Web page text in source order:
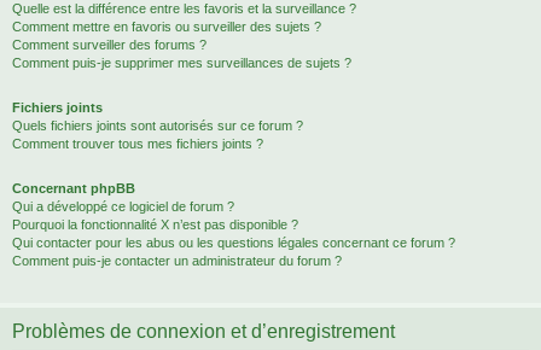
Quelle est la différence entre les favoris et la surveillance ?
Comment mettre en favoris ou surveiller des sujets ?
Comment surveiller des forums ?
Comment puis-je supprimer mes surveillances de sujets ?
Fichiers joints
Quels fichiers joints sont autorisés sur ce forum ?
Comment trouver tous mes fichiers joints ?
Concernant phpBB
Qui a développé ce logiciel de forum ?
Pourquoi la fonctionnalité X n’est pas disponible ?
Qui contacter pour les abus ou les questions légales concernant ce forum ?
Comment puis-je contacter un administrateur du forum ?
Problèmes de connexion et d’enregistrement